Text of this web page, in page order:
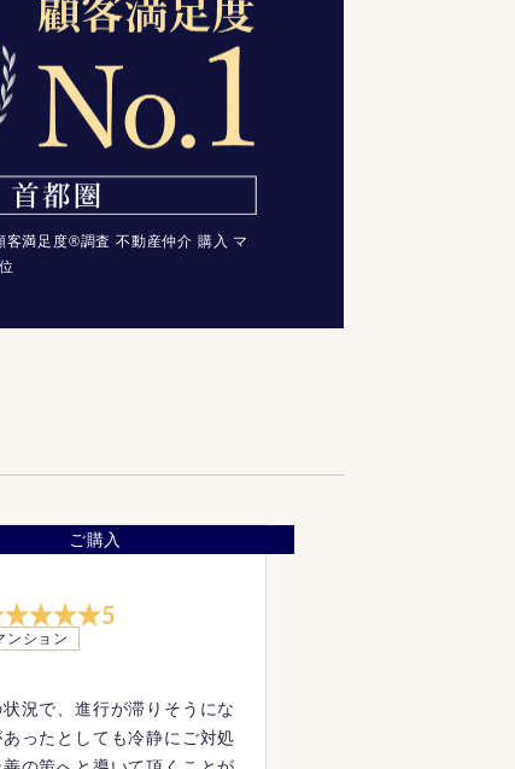
満足度®調査 不動産仲介 購入 マ
ご購入
5
ンション
況で、進行が滞りそうにな
ったとしても冷静にご対処